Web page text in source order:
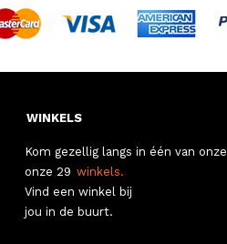
WINKELS
Kom gezellig langs in één van onze
onze 29 winkels.
Vind een winkel bij
jou in de buurt.